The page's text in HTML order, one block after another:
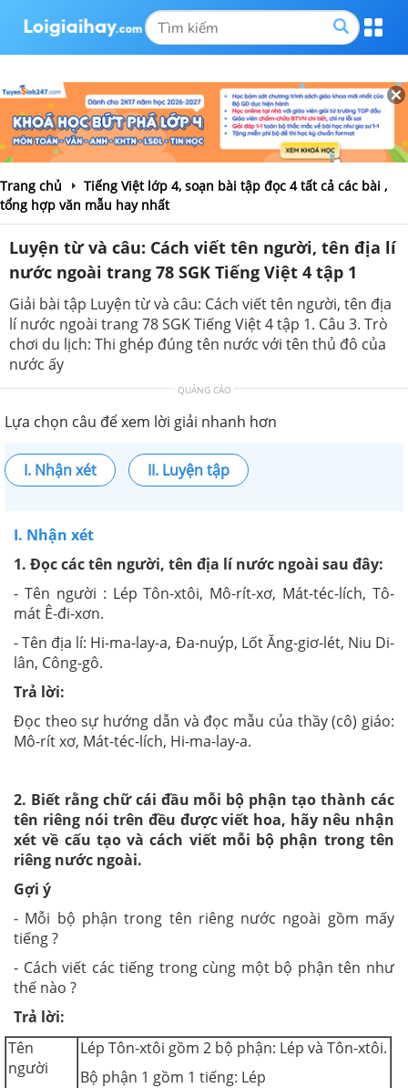
Trang chủ
Tiếng Việt lớp 4, soạn bài tập đọc 4 tất cả các bài ,
tổng hợp văn mẫu hay nhất
Luyện từ và câu: Cách viết tên người, tên địa lí
nước ngoài trang 78 SGK Tiếng Việt 4 tập 1
Giải bài tập Luyện từ và câu: Cách viết tên người, tên địa
lí nước ngoài trang 78 SGK Tiếng Việt 4 tập 1. Câu 3. Trò
chơi du lịch: Thi ghép đúng tên nước với tên thủ đô của
nước ấy
QUẢNG CÁO
Lựa chọn câu để xem lời giải nhanh hơn
I. Nhận xét II. Luyện tập
I. Nhận xét
1. Đọc các tên người, tên địa lí nước ngoài sau đây:
- Tên người : Lép Tôn-xtôi, Mô-rít-xơ, Mát-téc-lích, Tô-
mát Ê-đi-xơn.
- Tên địa lí: Hi-ma-lay-a, Đa-nuýp, Lốt Ăng-giơ-lét, Niu Di-
lân, Công-gô.
Trả lời:
Đọc theo sự hướng dẫn và đọc mẫu của thầy (cô) giáo:
Mô-rít xơ, Mát-téc-lích, Hi-ma-lay-a.
2. Biết rằng chữ cái đầu mỗi bộ phận tạo thành các
tên riêng nói trên đều được viết hoa, hãy nêu nhận
xét về cấu tạo và cách viết mỗi bộ phận trong tên
riêng nước ngoài.
Gợi ý
- Mỗi bộ phận trong tên riêng nước ngoài gồm mấy
tiếng ?
- Cách viết các tiếng trong cùng một bộ phận tên như
thế nào ?
Trả lời:
Tên
người
Lép Tôn-xtôi gồm 2 bộ phận: Lép và Tôn-xtôi.
Bộ phận 1 gồm 1 tiếng: Lép